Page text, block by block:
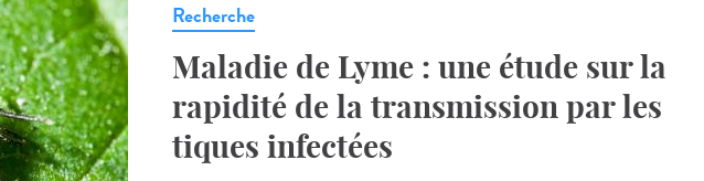
Recherche
Maladie de Lyme : une étude sur la
rapidité de la transmission par les
tiques infectées